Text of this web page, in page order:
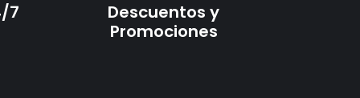
7
Descuentos y
Promociones